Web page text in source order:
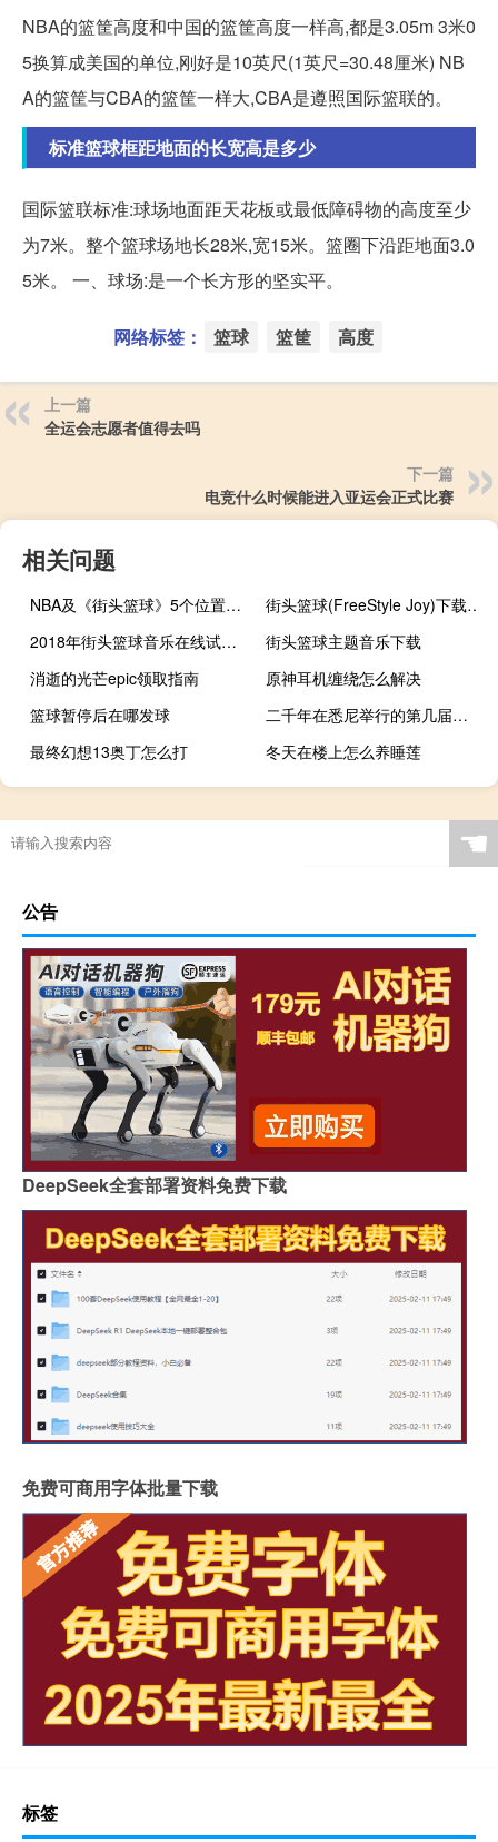
NBA的篮筐高度和中国的篮筐高度一样高,都是3.05m 3米0
5换算成美国的单位,刚好是10英尺(1英尺=30.48厘米) NB
A的篮筐与CBA的篮筐一样大,CBA是遵照国际篮联的。
标准篮球框距地面的长宽高是多少
国际篮联标准:球场地面距天花板或最低障碍物的高度至少
为7米。整个篮球场地长28米,宽15米。篮圈下沿距地面3.0
5米。 一、球场:是一个长方形的坚实平。
网络标签： 篮球 篮筐 高度
上一篇
全运会志愿者值得去吗
下一篇
电竞什么时候能进入亚运会正式比赛
相关问题
NBA及《街头篮球》5个位置的详细介绍
街头篮球(FreeStyle Joy)下载(电脑、安卓和IOS所有版本)
2018年街头篮球音乐在线试听及下载
街头篮球主题音乐下载
消逝的光芒epic领取指南
原神耳机缠绕怎么解决
篮球暂停后在哪发球
二千年在悉尼举行的第几届奥运会
最终幻想13奥丁怎么打
冬天在楼上怎么养睡莲
网球一个回合拍多少下
原神委托怎么转移
谢震业和苏炳添谁快
奥运会的宗旨是哪四个 ☚
公告
DeepSeek全套部署资料免费下载
免费可商用字体批量下载
标签